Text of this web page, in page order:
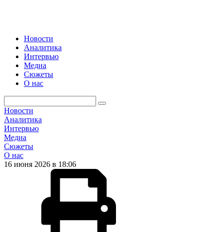
Новости
Аналитика
Интервью
Медиа
Сюжеты
О нас
Новости
Аналитика
Интервью
Медиа
Сюжеты
О нас
16 июня 2026 в 18:06